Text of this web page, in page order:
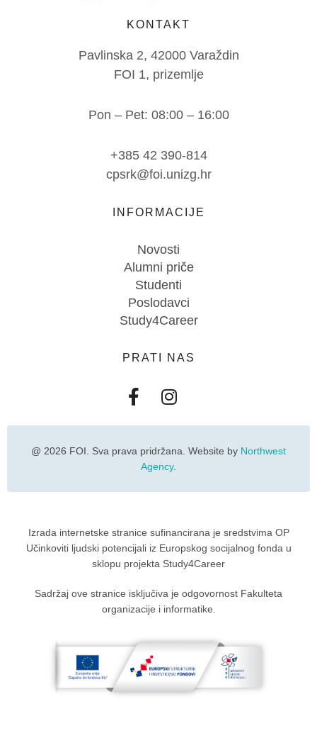
KONTAKT
Pavlinska 2, 42000 Varaždin
FOI 1, prizemlje
Pon – Pet: 08:00 – 16:00
+385 42 390-814
cpsrk@foi.unizg.hr
INFORMACIJE
Novosti
Alumni priče
Studenti
Poslodavci
Study4Career
PRATI NAS
@ 2026 FOI. Sva prava pridržana. Website by Northwest
Agency.
Izrada internetske stranice sufinancirana je sredstvima OP
Učinkoviti ljudski potencijali iz Europskog socijalnog fonda u
sklopu projekta Study4Career
Sadržaj ove stranice isključiva je odgovornost Fakulteta
organizacije i informatike.